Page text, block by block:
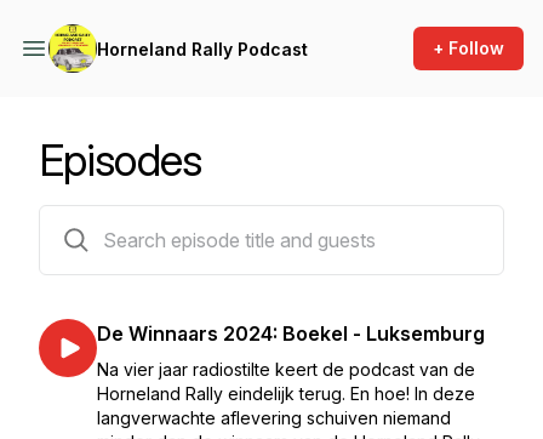
Horneland Rally Podcast + Follow
Episodes
De Winnaars 2024: Boekel - Luksemburg
Na vier jaar radiostilte keert de podcast van de
Horneland Rally eindelijk terug. En hoe! In deze
langverwachte aflevering schuiven niemand